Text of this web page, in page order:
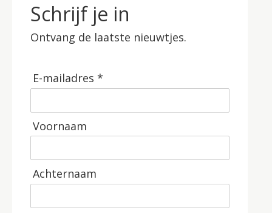
Schrijf je in
Ontvang de laatste nieuwtjes.
E-mailadres *
Voornaam
Achternaam